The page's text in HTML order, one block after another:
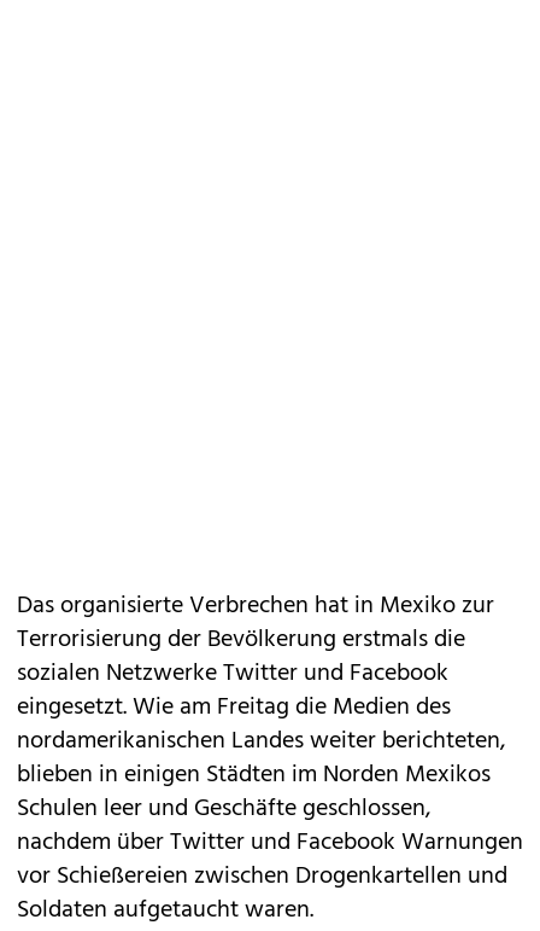
Das organisierte Verbrechen hat in Mexikozur
Terrorisierung der Bevölkerung erstmals die
sozialen Netzwerke Twitter und Facebook
eingesetzt. Wie am Freitag die Medien des
nordamerikanischen Landes weiter berichteten,
blieben in einigen Städten im Norden Mexikos
Schulen leer und Geschäfte geschlossen,
nachdem über Twitter und Facebook Warnungen
vor Schießereien zwischen Drogenkartellen und
Soldaten aufgetaucht waren.